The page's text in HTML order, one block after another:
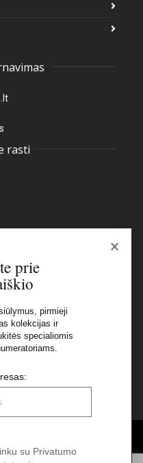
rasti
Politikos
×
prie
pirmieji
kolekcijas ir
specialiomis
su Privatumo